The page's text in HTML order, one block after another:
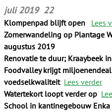
juli 2019 22
Klompenpad blijft open
Lees
Zomerwandeling op Plantage
augustus 2019
Renovatie te duur; Kraaybeek
Foodvalley krijgt
voedselkwaliteit Lees verder
Watertekort loopt verder op
School in kantinegebouw Enka